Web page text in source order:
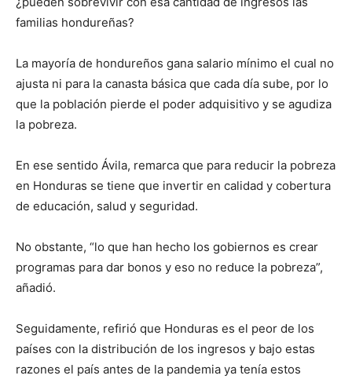
familias hondureñas?
La mayoría de hondureños gana salario mínimo el cual no
ajusta ni para la canasta básica que cada día sube, por lo
que la población pierde el poder adquisitivo y se agudiza
la pobreza.
En ese sentido Ávila, remarca que para reducir la pobreza
en Honduras se tiene que invertir en calidad y cobertura
de educación, salud y seguridad.
No obstante, “lo que han hecho los gobiernos es crear
programas para dar bonos y eso no reduce la pobreza”,
añadió.
Seguidamente, refirió que Honduras es el peor de los
países con la distribución de los ingresos y bajo estas
razones el país antes de la pandemia ya tenía estos